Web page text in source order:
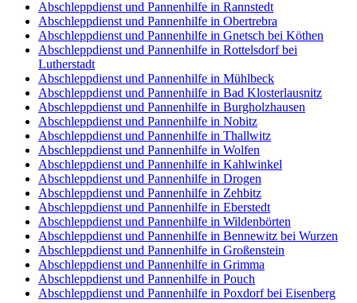
Abschleppdienst und Pannenhilfe in Rannstedt
Abschleppdienst und Pannenhilfe in Obertrebra
Abschleppdienst und Pannenhilfe in Gnetsch bei Köthen
Abschleppdienst und Pannenhilfe in Rottelsdorf bei
Lutherstadt
Abschleppdienst und Pannenhilfe in Mühlbeck
Abschleppdienst und Pannenhilfe in Bad Klosterlausnitz
Abschleppdienst und Pannenhilfe in Burgholzhausen
Abschleppdienst und Pannenhilfe in Nobitz
Abschleppdienst und Pannenhilfe in Thallwitz
Abschleppdienst und Pannenhilfe in Wolfen
Abschleppdienst und Pannenhilfe in Kahlwinkel
Abschleppdienst und Pannenhilfe in Drogen
Abschleppdienst und Pannenhilfe in Zehbitz
Abschleppdienst und Pannenhilfe in Eberstedt
Abschleppdienst und Pannenhilfe in Wildenbörten
Abschleppdienst und Pannenhilfe in Bennewitz bei Wurzen
Abschleppdienst und Pannenhilfe in Großenstein
Abschleppdienst und Pannenhilfe in Grimma
Abschleppdienst und Pannenhilfe in Pouch
Abschleppdienst und Pannenhilfe in Poxdorf bei Eisenberg